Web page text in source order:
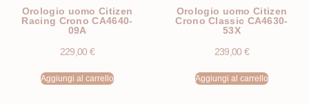
Orologio uomo Citizen
Racing Crono CA4640-
09A
229,00 €
Aggiungi al carrello
Orologio uomo Citizen
Crono Classic CA4630-
53X
239,00 €
Aggiungi al carrello